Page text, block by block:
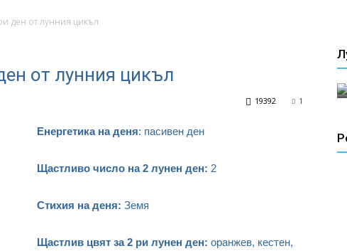
ден от лунния цикъл
от лунния цикъл
1
19392
Енергетика на деня: пасивен ден
Щастливо число на 2 лунен ден: 2
Стихия на деня: Земя
Щастлив цвят за 2 ри лунен ден: оранжев, кестен,